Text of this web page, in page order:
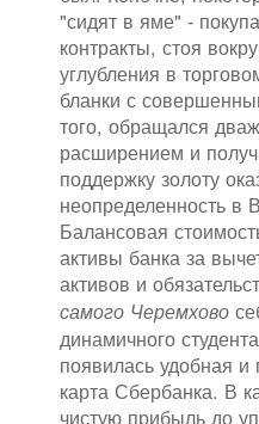
"сидят в яме" -
контракты, стоя
углубления в
бланки с
того, обращался
расширением и
поддержку золоту
неопределенность в
Балансовая
активы банка за
активов и
самого Черемхово
динамичного
появилась удобная
карта Сбербанка. В
чистую прибыль до